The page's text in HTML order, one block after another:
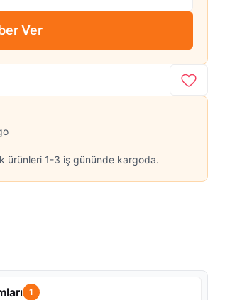
Ver
ürünleri 1-3 iş gününde kargoda.
1